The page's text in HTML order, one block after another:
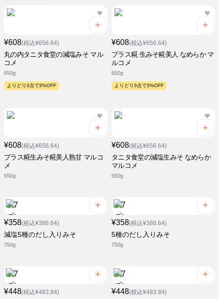
¥608(税込¥656.64)
丸の内タニタ食堂の減塩みそ マル
コメ
650g
よりどり3点で3%OFF
¥608(税込¥656.64)
プラス糀 生みそ糀美人 なめらか マ
ルコメ
650g
よりどり3点で3%OFF
¥608(税込¥656.64)
プラス糀生みそ糀美人熟甘 マルコ
メ
650g
¥608(税込¥656.64)
タニタ食堂の減塩生みそ なめらか
マルコメ
650g
¥358(税込¥386.64)
減塩5種のだし入りみそ
750g
¥358(税込¥386.64)
5種のだし入りみそ
750g
¥448(税込¥483.84) ¥448(税込¥483.84)